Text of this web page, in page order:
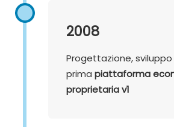
2008
Progettazione, sviluppo
prima piattaforma
proprietaria v1